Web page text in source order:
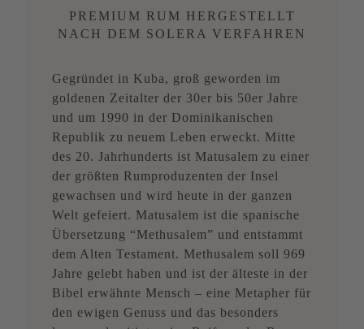
PREMIUM RUM HERGESTELLT
NACH DEM SOLERA VERFAHREN
Gegründet in Kuba, groß geworden im
goldenen Zeitalter der 30er bis 50er Jahre
und um 1990 in der Dominikanischen
Republik zu neuem Leben erweckt. Mitte
des 20. Jahrhunderts ist Matusalem zu einer
der größten Rumproduzenten der Insel
gewachsen und wird heute in der ganzen
Welt gefeiert. Matusalem ist die spanische
Übersetzung “Methusalem” und entstammt
dem Alten Testament. Methusalem soll 969
Jahre gelebt haben und ist der älteste in der
Bibel erwähnte Mensch – eine Metapher für
den ewigen Genuss und das besonders